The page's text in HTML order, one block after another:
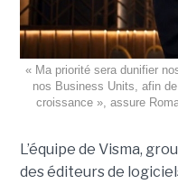
« Ma priorité sera dunifier
nos Business Units, afin
croissance », assure
L’équipe de Visma,
des éditeurs de